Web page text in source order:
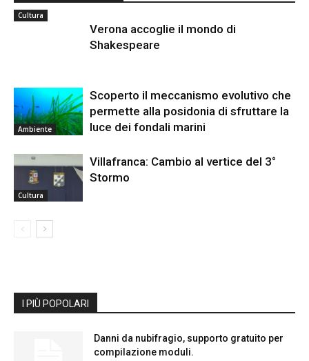
Cultura
Verona accoglie il mondo di
Shakespeare
Ambiente
Scoperto il meccanismo evolutivo che
permette alla posidonia di sfruttare la
luce dei fondali marini
Cultura
Villafranca: Cambio al vertice del 3°
Stormo
I PIÙ POPOLARI
Danni da nubifragio, supporto gratuito per
compilazione moduli.